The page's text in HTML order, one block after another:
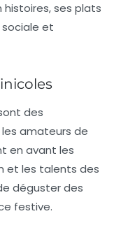
ses plats
et
des
amateurs de
en avant les
et les talents des
déguster des
festive.